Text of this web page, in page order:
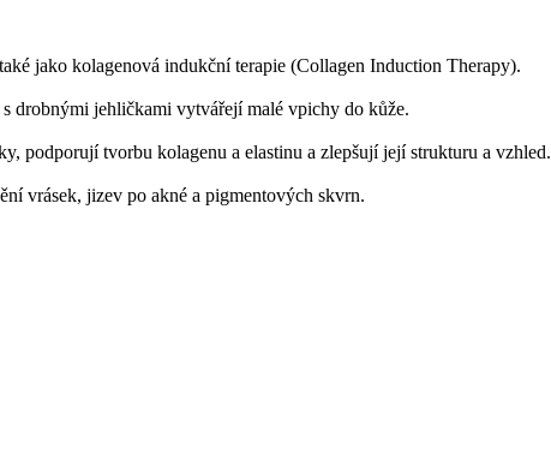
jako kolagenová indukční terapie (Collagen Induction Therapy).
drobnými jehličkami vytvářejí malé vpichy do kůže.
podporují tvorbu kolagenu a elastinu a zlepšují její strukturu a vzhled.
vrásek, jizev po akné a pigmentových skvrn.